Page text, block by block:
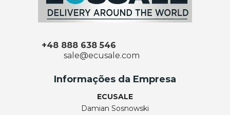
+48 888 638 546
sale@ecusale.com
Informações da Empresa
ECUSALE
Damian Sosnowski